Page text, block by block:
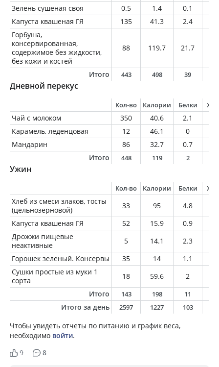
Зелень сушеная своя
0.5 1.4 0.1
Капуста квашеная ГЯ
135 41.3 2.4
Горбуша,
консервированная,
содержимое без жидкости,
без кожи и костей
88 119.7 21.7
Итого 443 498 39
Дневной перекус
Кол-во Калории Белки
Чай с молоком 350 40.6 2.1
Карамель, леденцовая
12 46.1 0
Мандарин
86 32.7 0.7
Итого
448 119 2
Ужин
Кол-во Калории Белки
Хлеб из смеси злаков, тосты
(цельнозерновой)
33 95 4.8
Капуста квашеная ГЯ
52 15.9 0.9
Дрожжи пищевые
неактивные
5 14.1 2.3
Горошек зеленый. Консервы
35 14 1.1
Сушки простые из муки 1
сорта
18 59.6 2
Итого
143 198 11
Итого за день 2597 1227 103
Чтобы увидеть отчеты по питанию и график веса,
необходимо войти.
9
8